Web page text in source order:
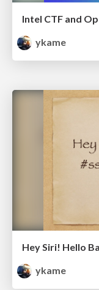
Intel CTF and
ykame
Hey Siri! Hello
ykame